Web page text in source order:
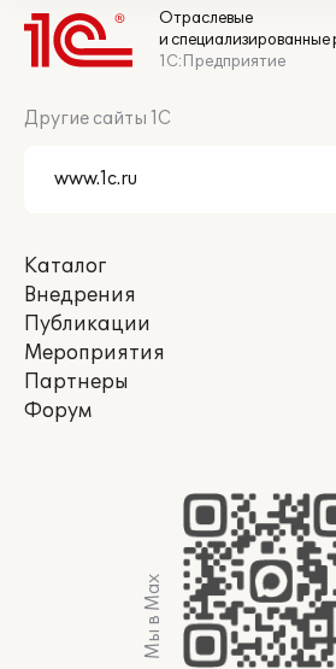
Отраслевые
и специализированные
1С:Предприятие
Другие сайты 1С
Каталог
Внедрения
Публикации
Мероприятия
Партнеры
Форум
Мы в Max